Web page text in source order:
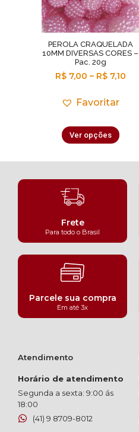
PEROLA CRAQUELADA
10MM DIVERSAS CORES –
Pac. 20g
R$7,00 – R$7,10
Favoritar
Ver opções
Frete
Para todo o Brasil
Parcele sua compra
Em até 3x
Atendimento
Horário de atendimento
Segunda a sexta: 9:00 ás
18:00
(41) 9 8709-8012